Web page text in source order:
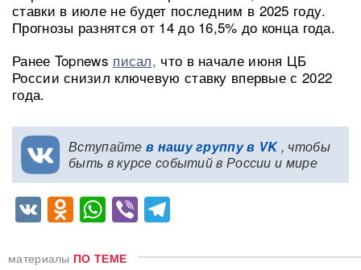
ставки в июле не будет последним в 2025 году.
Прогнозы разнятся от 14 до 16,5% до конца года.
Ранее Topnews писал, что в начале июня ЦБ
России снизил ключевую ставку впервые с 2022
года.
Вступайте в нашу группу в VK, чтобы
быть в курсе событий в России и мире
VKOdnoklassniki
WhatsApp
Viber
материалы ПО ТЕМЕ